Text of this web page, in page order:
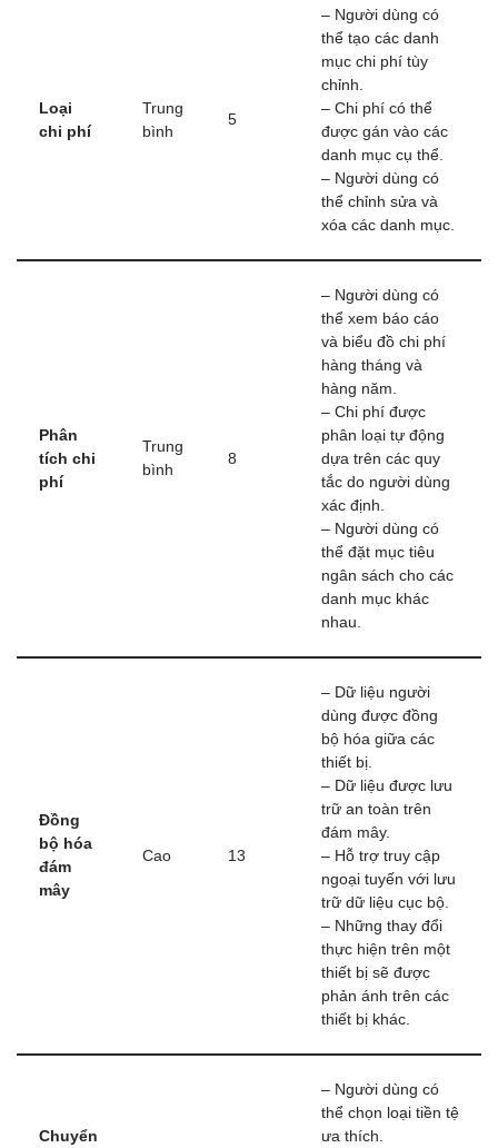
Loại
chi phí
Trung
bình
5
– Người dùng có
thể tạo các danh
mục chi phí tùy
chỉnh.
– Chi phí có thể
được gán vào các
danh mục cụ thể.
– Người dùng có
thể chỉnh sửa và
xóa các danh mục.
Phân
tích chi
phí
Trung
bình
8
– Người dùng có
thể xem báo cáo
và biểu đồ chi phí
hàng tháng và
hàng năm.
– Chi phí được
phân loại tự động
dựa trên các quy
tắc do người dùng
xác định.
– Người dùng có
thể đặt mục tiêu
ngân sách cho các
danh mục khác
nhau.
Đồng
bộ hóa
đám
mây
Cao 13
– Dữ liệu người
dùng được đồng
bộ hóa giữa các
thiết bị.
– Dữ liệu được lưu
trữ an toàn trên
đám mây.
– Hỗ trợ truy cập
ngoại tuyến với lưu
trữ dữ liệu cục bộ.
– Những thay đổi
thực hiện trên một
thiết bị sẽ được
phản ánh trên các
thiết bị khác.
Chuyển
– Người dùng có
thể chọn loại tiền tệ
ưa thích.